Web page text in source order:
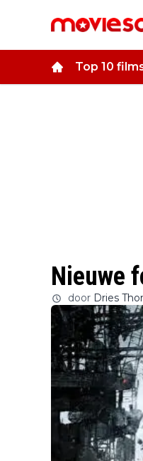
Top 10
Nieuwe
door Dries